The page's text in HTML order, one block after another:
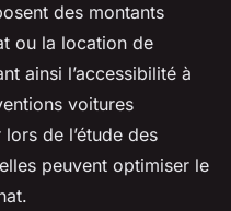
des montants
ou la location de
ainsi l’accessibilité à
voitures
de l’étude des
peuvent optimiser le